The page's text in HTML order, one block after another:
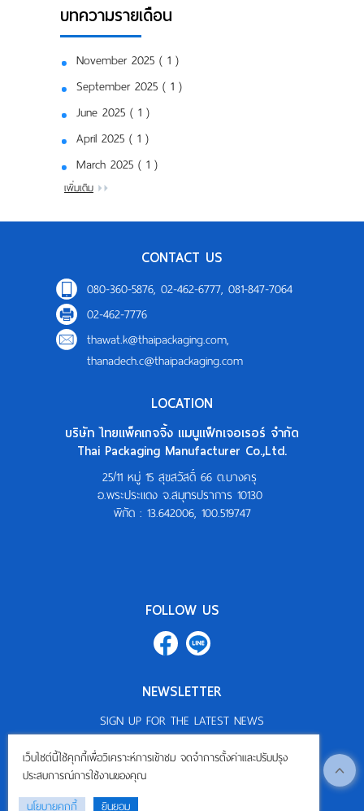
บทความรายเดือน
November 2025 ( 1 )
September 2025 ( 1 )
June 2025 ( 1 )
April 2025 ( 1 )
March 2025 ( 1 )
เพิ่มเติม
CONTACT US
080-360-5876, 02-462-6777, 081-847-7064
02-462-7776
thawat.k@thaipackaging.com,
thanadech.c@thaipackaging.com
LOCATION
บริษัท ไทยแพ็คเกจจิ้ง แมนูแฟ็กเจอเรอร์ จำกัด
Thai Packaging Manufacturer Co.,Ltd.
25/11 หมู่ 15 สุขสวัสดิ์ 66 ต.บางครุ
อ.พระประแดง จ.สมุทรปราการ 10130
พิกัด : 13.642006, 100.519747
FOLLOW US
NEWSLETTER
SIGN UP FOR THE LATEST NEWS
Subscribe
เว็บไซต์นี้ใช้คุกกี้เพื่อวิเคราะห์การเข้าชม จดจำการตั้งค่าและปรับปรุง
ประสบการณ์การใช้งานของคุณ
นโยบายคุกกี้
ยินยอม